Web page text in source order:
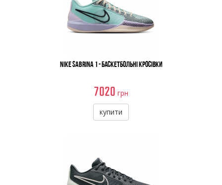
Nike Sabrina 1 - Баскетбольні Кросівки
7020 грн
купити